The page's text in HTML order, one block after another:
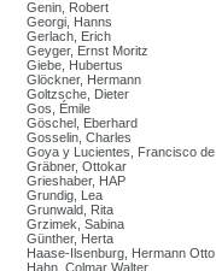
Genin, Robert
Georgi, Hanns
Gerlach, Erich
Geyger, Ernst Moritz
Giebe, Hubertus
Glöckner, Hermann
Goltzsche, Dieter
Gos, Émile
Göschel, Eberhard
Gosselin, Charles
Goya y Lucientes, Francisco de
Gräbner, Ottokar
Grieshaber, HAP
Grundig, Lea
Grunwald, Rita
Grzimek, Sabina
Günther, Herta
Haase-Ilsenburg, Hermann Otto
Hahn, Colmar Walter